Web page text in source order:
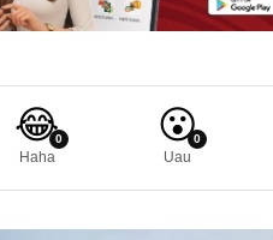
😂0
Haha
😮0
Uau